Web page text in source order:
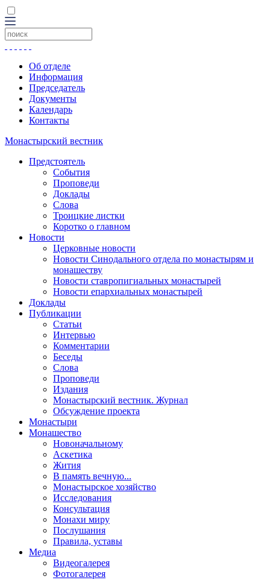
Об отделе
Информация
Председатель
Документы
Календарь
Контакты
Монастырский вестник
Предстоятель
События
Проповеди
Доклады
Слова
Троицкие листки
Коротко о главном
Новости
Церковные новости
Новости Синодального отдела по монастырям и
монашеству
Новости ставропигиальных монастырей
Новости епархиальных монастырей
Доклады
Публикации
Статьи
Интервью
Комментарии
Беседы
Слова
Проповеди
Издания
Монастырский вестник. Журнал
Обсуждение проекта
Монастыри
Монашество
Новоначальному
Аскетика
Жития
В память вечную...
Монастырское хозяйство
Исследования
Консультация
Монахи миру
Послушания
Правила, уставы
Медиа
Видеогалерея
Фотогалерея